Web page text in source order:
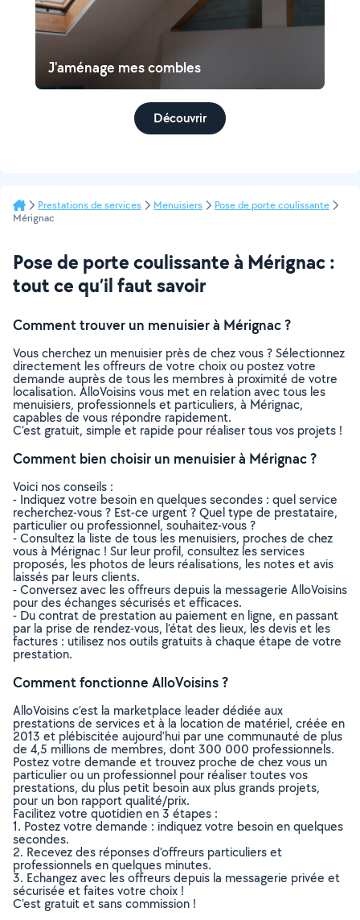
J'aménage mes combles
Découvrir
Prestations de services Menuisiers
Pose de porte coulissante
Mérignac
Pose de porte coulissante à Mérignac :
tout ce qu’il faut savoir
Comment trouver un menuisier à Mérignac ?
Vous cherchez un menuisier près de chez vous ? Sélectionnez
directement les offreurs de votre choix ou postez votre
demande auprès de tous les membres à proximité de votre
localisation. AlloVoisins vous met en relation avec tous les
menuisiers, professionnels et particuliers, à Mérignac,
capables de vous répondre rapidement.
C’est gratuit, simple et rapide pour réaliser tous vos projets !
Comment bien choisir un menuisier à Mérignac ?
Voici nos conseils :
- Indiquez votre besoin en quelques secondes : quel service
recherchez-vous ? Est-ce urgent ? Quel type de prestataire,
particulier ou professionnel, souhaitez-vous ?
- Consultez la liste de tous les menuisiers, proches de chez
vous à Mérignac ! Sur leur profil, consultez les services
proposés, les photos de leurs réalisations, les notes et avis
laissés par leurs clients.
- Conversez avec les offreurs depuis la messagerie AlloVoisins
pour des échanges sécurisés et efficaces.
- Du contrat de prestation au paiement en ligne, en passant
par la prise de rendez-vous, l’état des lieux, les devis et les
factures : utilisez nos outils gratuits à chaque étape de votre
prestation.
Comment fonctionne AlloVoisins ?
AlloVoisins c’est la marketplace leader dédiée aux
prestations de services et à la location de matériel, créée en
2013 et plébiscitée aujourd’hui par une communauté de plus
de 4,5 millions de membres, dont 300 000 professionnels.
Postez votre demande et trouvez proche de chez vous un
particulier ou un professionnel pour réaliser toutes vos
prestations, du plus petit besoin aux plus grands projets,
pour un bon rapport qualité/prix.
Facilitez votre quotidien en 3 étapes :
1. Postez votre demande : indiquez votre besoin en quelques
secondes.
2. Recevez des réponses d’offreurs particuliers et
professionnels en quelques minutes.
3. Echangez avec les offreurs depuis la messagerie privée et
sécurisée et faites votre choix !
C’est gratuit et sans commission !